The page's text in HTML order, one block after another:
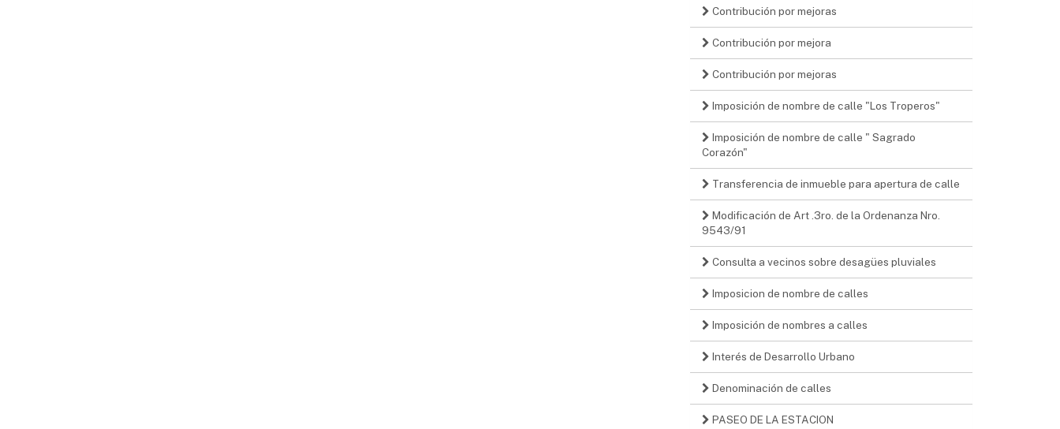
Contribución por mejoras
Contribución por mejora
Contribución por mejoras
Imposición de nombre de calle "Los Troperos"
Imposición de nombre de calle " Sagrado
Corazón"
Transferencia de inmueble para apertura de calle
Modificación de Art .3ro. de la Ordenanza Nro.
9543/91
Consulta a vecinos sobre desagües pluviales
Imposicion de nombre de calles
Imposición de nombres a calles
Interés de Desarrollo Urbano
Denominación de calles
PASEO DE LA ESTACION